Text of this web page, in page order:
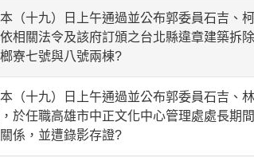
十九）日上午通過並公布郭委員石吉、
相關法令及該府訂頒之台北縣違章建築拆
寮七號與八號兩棟?
十九）日上午通過並公布郭委員石吉、
於任職高雄市中正文化中心管理處處長期
係，並遭錄影存證?